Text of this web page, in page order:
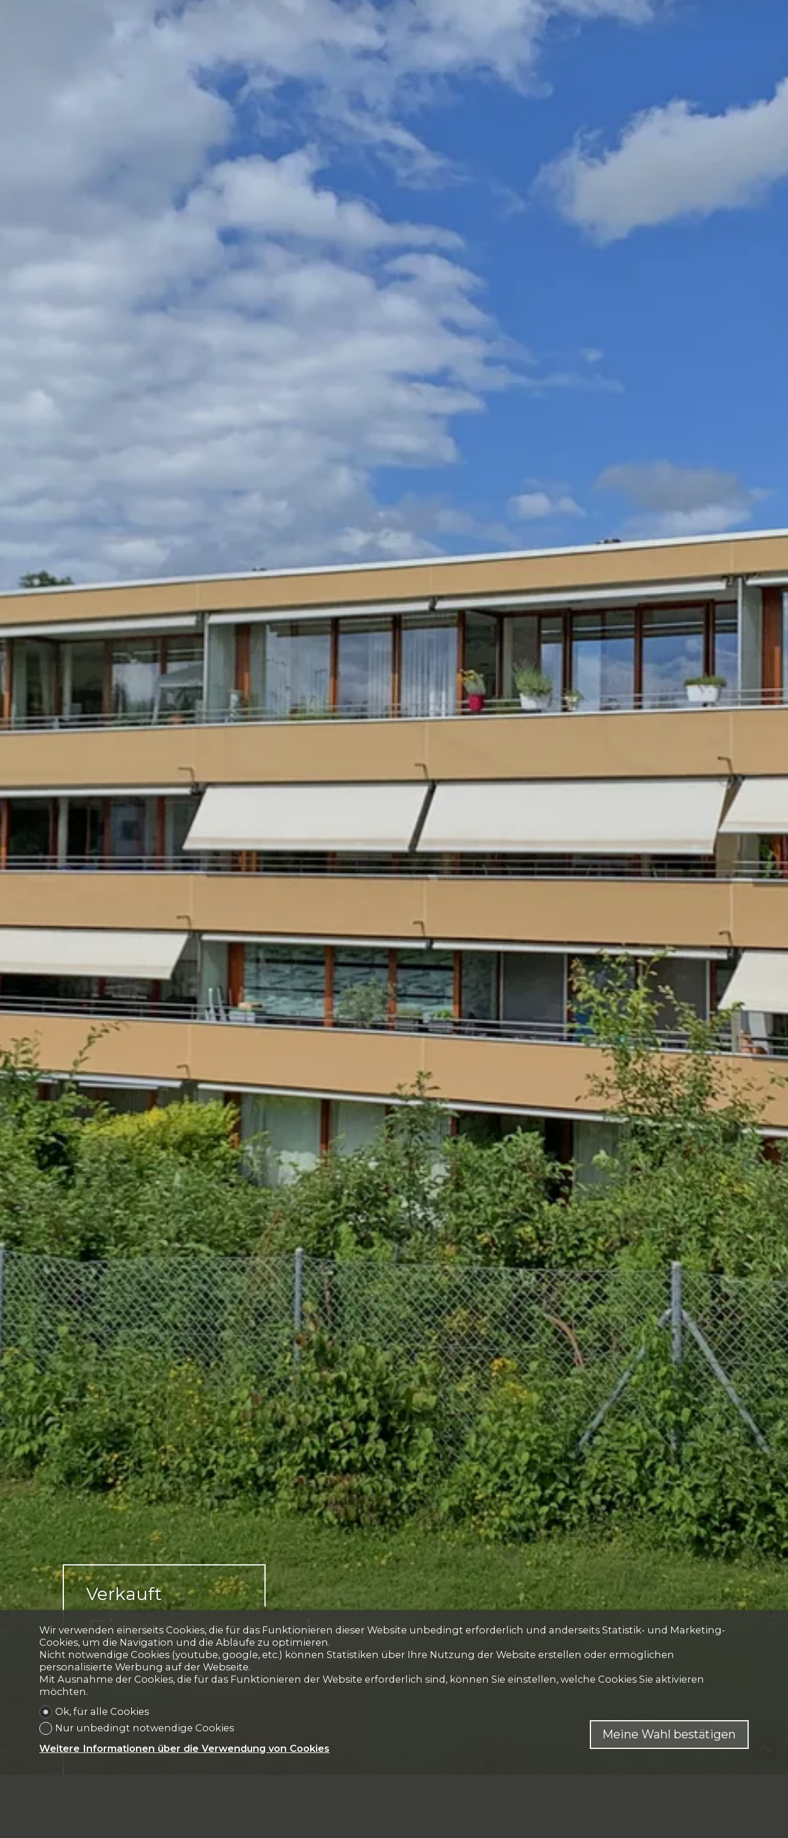
Verkauft
Eigentumswohnung
Granges-Paccot
Wir verwenden einerseits Cookies, die für das Funktionieren dieser Website unbedingt erforderlich und anderseits Statistik- und Marketing-
Cookies, um die Navigation und die Abläufe zu optimieren.
Nicht notwendige Cookies (youtube, google, etc.) können Statistiken über Ihre Nutzung der Website erstellen oder ermöglichen
personalisierte Werbung auf der Webseite.
Mit Ausnahme der Cookies, die für das Funktionieren der Website erforderlich sind, können Sie einstellen, welche Cookies Sie aktivieren
möchten.
Ok, für alle Cookies
Nur unbedingt notwendige Cookies
Weitere Informationen über die Verwendung von Cookies
Meine Wahl bestätigen